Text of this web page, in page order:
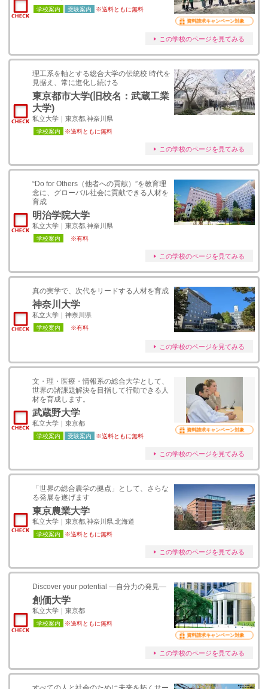
学校案内 受験案内 ※送料ともに無料
資料請求キャンペーン対象
この学校のページを見てみる
理工系を軸とする総合大学の伝統校 時代を
見据え、常に進化し続ける
東京都市大学(旧校名：武蔵工業
大学)
私立大学｜東京都,神奈川県
学校案内 ※送料ともに無料
この学校のページを見てみる
“Do for Others（他者への貢献）”を教育理
念に、グローバル社会に貢献できる人材を
育成
明治学院大学
私立大学｜東京都,神奈川県
学校案内 ※有料
この学校のページを見てみる
真の実学で、次代をリードする⼈材を育成
神奈川大学
私立大学｜神奈川県
学校案内 ※有料
この学校のページを見てみる
文・理・医療・情報系の総合大学として、
世界の諸課題解決を目指して行動できる人
材を育成します。
武蔵野大学
私立大学｜東京都
学校案内 受験案内 ※送料ともに無料
資料請求キャンペーン対象
この学校のページを見てみる
「世界の総合農学の拠点」として、さらな
る発展を遂げます
東京農業大学
私立大学｜東京都,神奈川県,北海道
学校案内 ※送料ともに無料
この学校のページを見てみる
Discover your potential ―自分力の発見―
創価大学
私立大学｜東京都
学校案内 ※送料ともに無料
資料請求キャンペーン対象
この学校のページを見てみる